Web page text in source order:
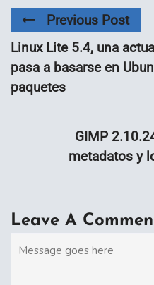
Previous Post
Linux Lite 5.4, una
pasa a basarse en
paquetes
GIMP
metadatos y
Leave A